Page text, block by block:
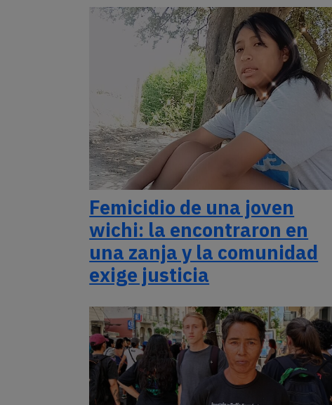
Femicidio de una joven
wichi: la encontraron en
una zanja y la comunidad
exige justicia